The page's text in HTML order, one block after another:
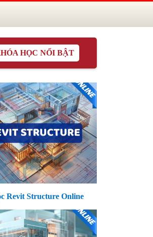
HỌC NỔI BẬT
Revit Structure Online